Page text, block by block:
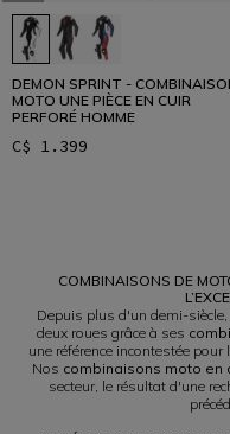
DEMON SPRINT -
MOTO UNE PIÈCE EN CUIR
PERFORÉ HOMME
C$ 1.399
COMBINAISONS DE
Depuis plus d'un demi-
deux roues grâce à ses
une référence incontestée
Nos combinaisons moto en
secteur, le résultat d'une